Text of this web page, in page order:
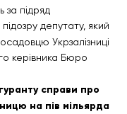
за підряд
депутату, який
Укрзалізниці
керівника Бюро
справи про
на пів мільярда